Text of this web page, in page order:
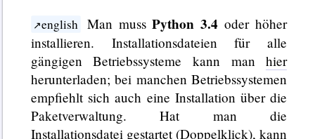
english Man mussPython 3.4 oder höher
installieren. Installationsdateien für alle
gängigen Betriebssysteme kann manhier
herunterladen; bei manchen Betriebssystemen
empfiehlt sich auch eine Installation über die
Paketverwaltung. Hat man die
Installationsdatei gestartet (Doppelklick), kann